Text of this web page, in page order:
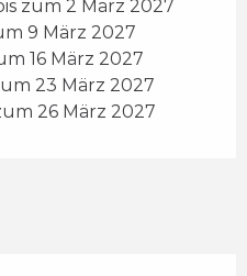
zum 2 März 2027
9 März 2027
16 März 2027
23 März 2027
26 März 2027